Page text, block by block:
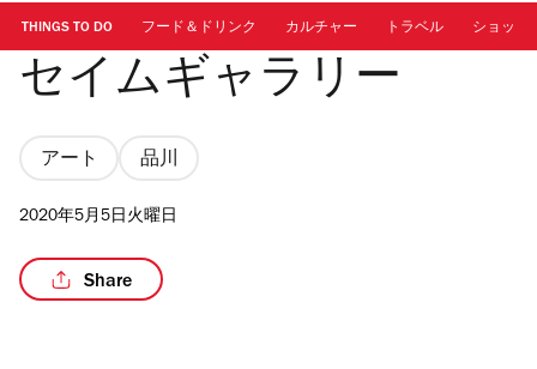
THINGS TO DO フード＆ドリンク カルチャー トラベル ショッピ
セイムギャラリー
アート 品川
2020年5月5日火曜日
Share